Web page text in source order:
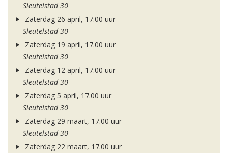
Sleutelstad 30
Zaterdag 26 april, 17.00 uur
Sleutelstad 30
Zaterdag 19 april, 17.00 uur
Sleutelstad 30
Zaterdag 12 april, 17.00 uur
Sleutelstad 30
Zaterdag 5 april, 17.00 uur
Sleutelstad 30
Zaterdag 29 maart, 17.00 uur
Sleutelstad 30
Zaterdag 22 maart, 17.00 uur